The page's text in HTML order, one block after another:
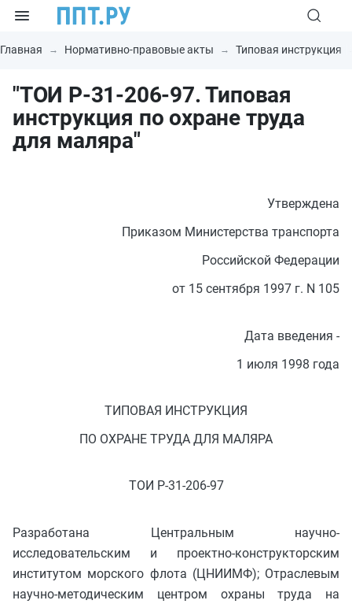
Главная Нормативно-правовые акты Типовая инструкция
"ТОИ Р-31-206-97. Типовая
инструкция по охране труда
для маляра"
Утверждена
Приказом Министерства транспорта
Российской Федерации
от 15 сентября 1997 г. N 105
Дата введения -
1 июля 1998 года
ТИПОВАЯ ИНСТРУКЦИЯ
ПО ОХРАНЕ ТРУДА ДЛЯ МАЛЯРА
ТОИ Р-31-206-97
Разработана Центральным научно-
исследовательским и проектно-конструкторским
институтом морского флота (ЦНИИМФ); Отраслевым
научно-методическим центром охраны труда на